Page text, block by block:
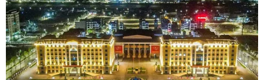
Đắk Lắk: Bắt giữ kẻ làm giả giấy tờ để mở
tài khoản, tham gia cá độ bóng đá
27/03/2024 14:05